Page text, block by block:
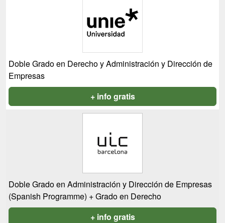
Doble Grado en Derecho y Administración y Dirección de
Empresas
+ info gratis
Doble Grado en Administración y Dirección de Empresas
(Spanish Programme) + Grado en Derecho
+ info gratis